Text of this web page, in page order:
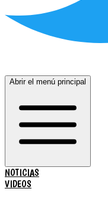
Abrir el menú principal
NOTICIAS
VIDEOS